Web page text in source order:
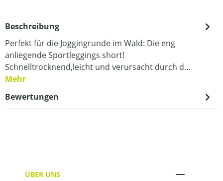
Beschreibung
Perfekt für die Joggingrunde im Wald: Die eng
anliegende Sportleggings short!
Schnelltrocknend,leicht und verursacht durch d…
Mehr
Bewertungen
ÜBER UNS